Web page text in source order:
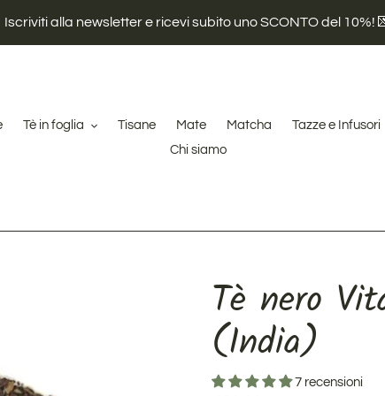
Iscriviti alla newsletter e ricevi subito uno SCONTO del 10%!
Tè in foglia Tisane Mate Matcha Tazze e Infusori
Chi siamo
Tè nero
(India)
7 recensioni